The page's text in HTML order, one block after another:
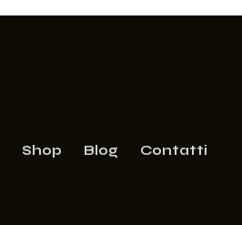
Shop Blog Contatti